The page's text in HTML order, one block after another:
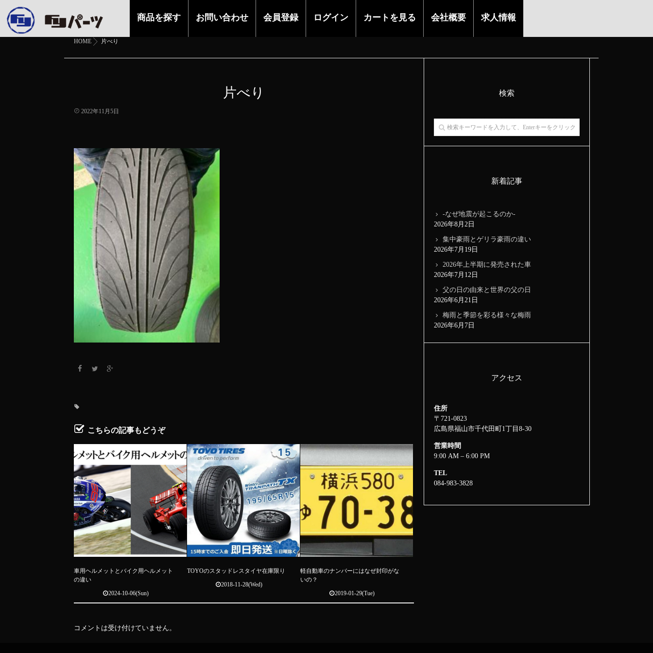
商品を探す お問い合わせ 会員登録 ログイン カートを見る 会社概要 求人情報
HOME 片べり
片べり
2022年11月5日
こちらの記事もどうぞ
車用ヘルメットとバイク用ヘルメット
の違い
2024-10-06(Sun)
TOYOのスタッドレスタイヤ在庫限り
2018-11-28(Wed)
軽自動車のナンバーにはなぜ封印がな
いの？
2019-01-29(Tue)
コメントは受け付けていません。
検索
新着記事
-なぜ地震が起こるのか-
2026年8月2日
集中豪雨とゲリラ豪雨の違い
2026年7月19日
2026年上半期に発売された車
2026年7月12日
父の日の由来と世界の父の日
2026年6月21日
梅雨と季節を彩る様々な梅雨
2026年6月7日
アクセス
住所
〒721-0823
広島県福山市千代田町1丁目8-30
営業時間
9:00 AM – 6:00 PM
TEL
084-983-3828